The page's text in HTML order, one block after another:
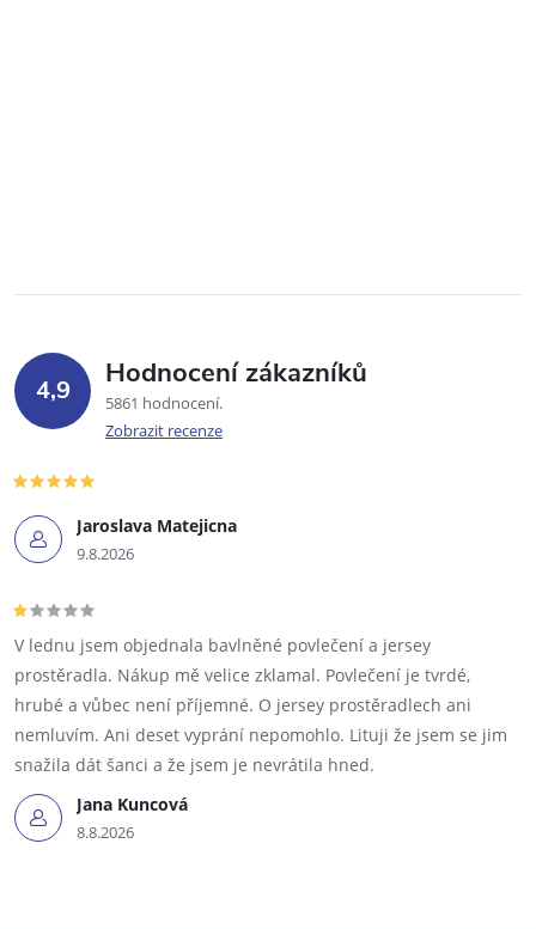
4,9 Hodnocení zákazníků
5861 hodnocení
Zobrazit recenze
Jaroslava Matejicna
9.8.2026
Jana Kuncová
8.8.2026
V lednu jsem objednala bavlněné povlečení a jersey
prostěradla. Nákup mě velice zklamal. Povlečení je tvrdé,
hrubé a vůbec není příjemné. O jersey prostěradlech ani
nemluvím. Ani deset vyprání nepomohlo. Lituji že jsem se jim
snažila dát šanci a že jsem je nevrátila hned.